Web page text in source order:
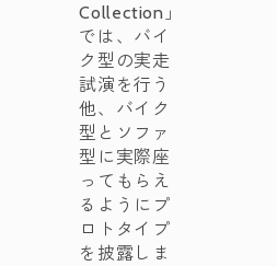
Collection」
では、バイ
ク型の実走
試演を行う
他、バイク
型とソファ
型に実際座
ってもらえ
るようにプ
ロトタイプ
を披露しま